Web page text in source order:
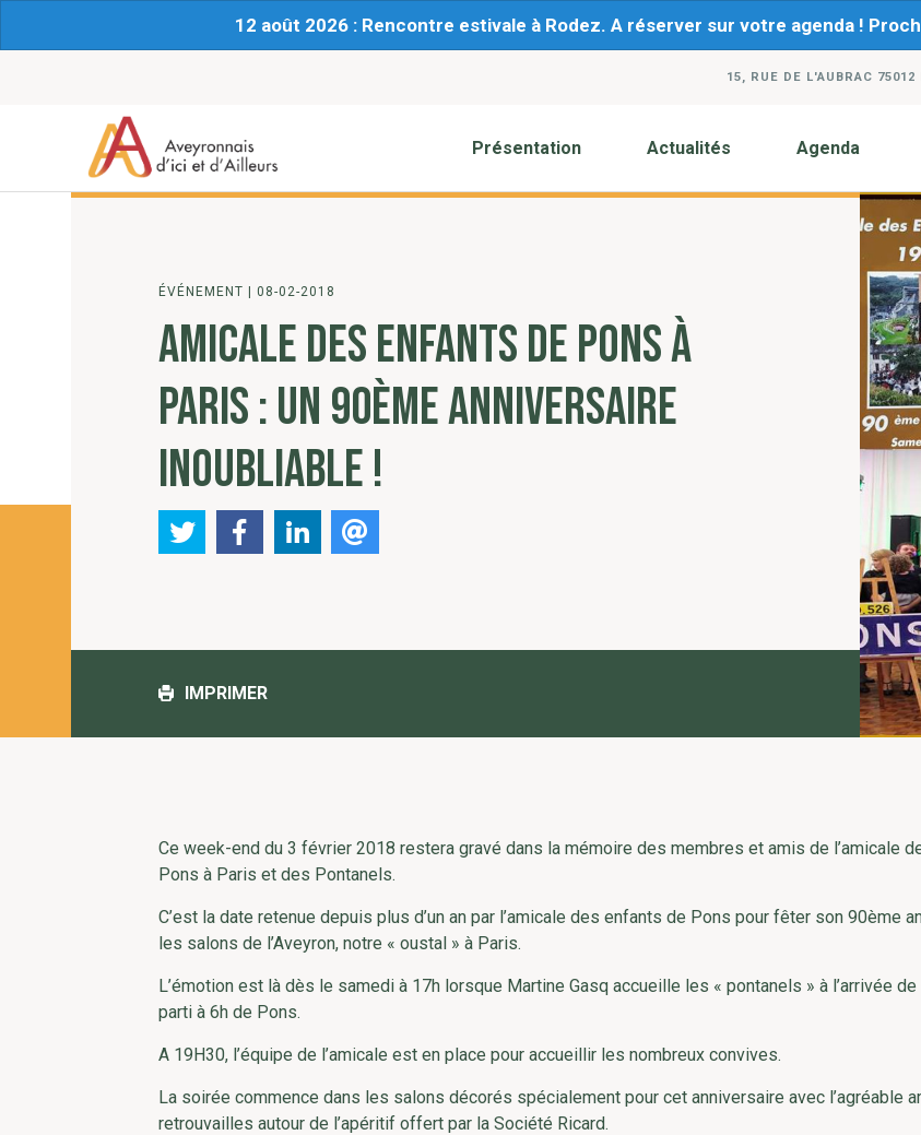
12 août 2026 : Rencontre estivale à Rodez. A réserver sur votre agenda !
15, RUE DE L'AUBRAC 75012
Présentation Actualités Agenda
ÉVÉNEMENT 08-02-2018
AMICALE DES ENFANTS DE PONS À
PARIS : UN 90ÈME ANNIVERSAIRE
INOUBLIABLE !
IMPRIMER
Ce week-end du 3 février 2018 restera gravé dans la mémoire des membres et amis de l’amicale
Pons à Paris et des Pontanels.
C’est la date retenue depuis plus d’un an par l’amicale des enfants de Pons pour fêter son 90ème
les salons de l’Aveyron, notre « oustal » à Paris.
L’émotion est là dès le samedi à 17h lorsque Martine Gasq accueille les « pontanels » à l’arrivée de
parti à 6h de Pons.
A 19H30, l’équipe de l’amicale est en place pour accueillir les nombreux convives.
La soirée commence dans les salons décorés spécialement pour cet anniversaire avec l’agréable
retrouvailles autour de l’apéritif offert par la Société Ricard.